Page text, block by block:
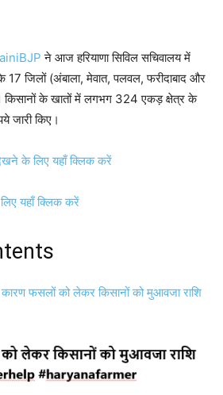
ने आज हरियाणा सिविल सचिवालय में
17 जिलों (अंबाला, मेवात, पलवल, फरीदाबाद और
के खातों में लगभग 324 एकड़ क्षेत्र के
जारी किए।
के लिए यहाँ क्लिक करें
यहाँ क्लिक करें
फसलों को लेकर किसानों को मुआवजा राशि